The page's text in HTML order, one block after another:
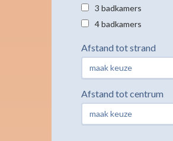
3 badkamers
4 badkamers
Afstand tot strand
maak keuze
Afstand tot centrum
maak keuze